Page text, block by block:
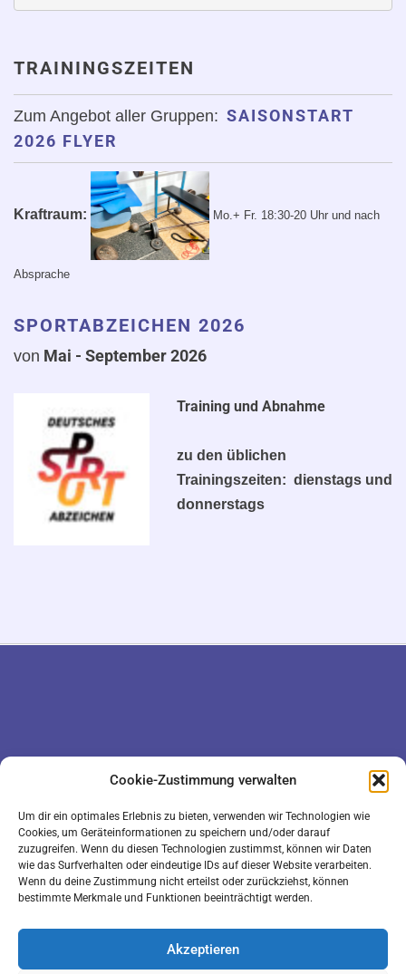
Cookie-Zustimmung verwalten
Um dir ein optimales Erlebnis zu bieten, verwenden wir Technologien wie
Cookies, um Geräteinformationen zu speichern und/oder darauf
zuzugreifen. Wenn du diesen Technologien zustimmst, können wir Daten
wie das Surfverhalten oder eindeutige IDs auf dieser Website verarbeiten.
Wenn du deine Zustimmung nicht erteilst oder zurückziehst, können
bestimmte Merkmale und Funktionen beeinträchtigt werden.
Akzeptieren
TRAININGSZEITEN
Zum Angebot aller Gruppen: SAISONSTART
2026 FLYER
Kraftraum: Mo.+ Fr. 18:30-20 Uhr und nach
Absprache
SPORTABZEICHEN 2026
von Mai - September 2026
Training und Abnahme
zu den üblichen
Trainingszeiten: dienstags und
donnerstags
IMPRESSUM
COOKIE-RICHTLINIE (EU)